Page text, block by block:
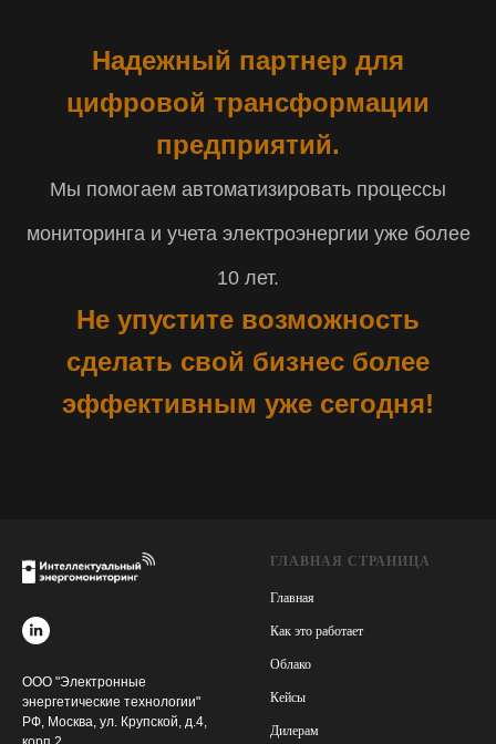
Надежный партнер для
цифровой трансформации
предприятий.
Мы помогаем автоматизировать процессы
мониторинга и учета электроэнергии уже более
10 лет.
Не упустите возможность
сделать свой бизнес более
эффективным уже сегодня!
ООО "Электронные
энергетические технологии"
РФ, Москва, ул. Крупской, д.4,
ГЛАВНАЯ СТРАНИЦА
Главная
Как это работает
Облако
Кейсы
Дилерам